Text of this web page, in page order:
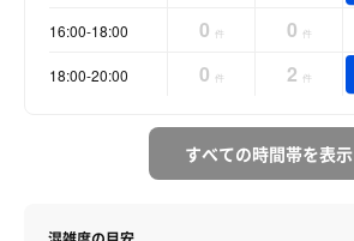
16:00-18:00 0 件 0 件
18:00-20:00 0 件 2 件
すべての時間帯を表示